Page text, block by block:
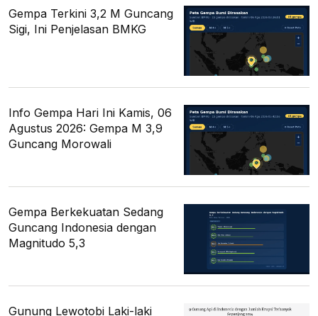
Gempa Terkini 3,2 M Guncang
Sigi, Ini Penjelasan BMKG
Info Gempa Hari Ini Kamis, 06
Agustus 2026: Gempa M 3,9
Guncang Morowali
Gempa Berkekuatan Sedang
Guncang Indonesia dengan
Magnitudo 5,3
Gunung Lewotobi Laki-laki